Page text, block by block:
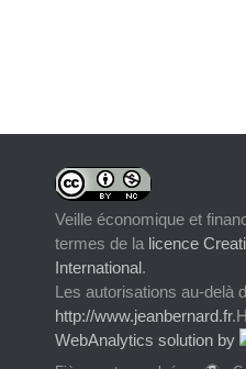
Veille économique et
termes de la licence
International.
Les autorisations au-delà
http://www.jeanbernard.fr
WebAnalytics solution by